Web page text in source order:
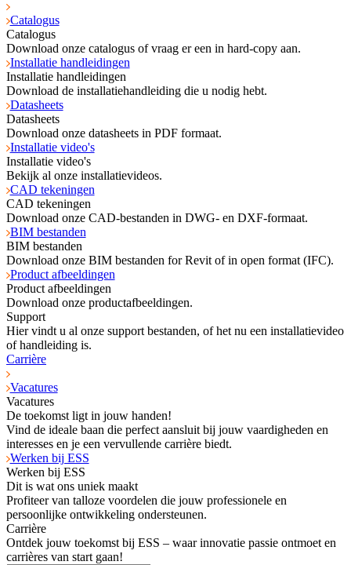
Catalogus
Catalogus
Download onze catalogus of vraag er een in hard-copy aan.
Installatie handleidingen
Installatie handleidingen
Download de installatiehandleiding die u nodig hebt.
Datasheets
Datasheets
Download onze datasheets in PDF formaat.
Installatie video's
Installatie video's
Bekijk al onze installatievideos.
CAD tekeningen
CAD tekeningen
Download onze CAD-bestanden in DWG- en DXF-formaat.
BIM bestanden
BIM bestanden
Download onze BIM bestanden for Revit of in open format (IFC).
Product afbeeldingen
Product afbeeldingen
Download onze productafbeeldingen.
Support
Hier vindt u al onze support bestanden, of het nu een installatievideo
of handleiding is.
Carrière
Vacatures
Vacatures
De toekomst ligt in jouw handen!
Vind de ideale baan die perfect aansluit bij jouw vaardigheden en
interesses en je een vervullende carrière biedt.
Werken bij ESS
Werken bij ESS
Dit is wat ons uniek maakt
Profiteer van talloze voordelen die jouw professionele en
persoonlijke ontwikkeling ondersteunen.
Carrière
Ontdek jouw toekomst bij ESS – waar innovatie passie ontmoet en
carrières van start gaan!